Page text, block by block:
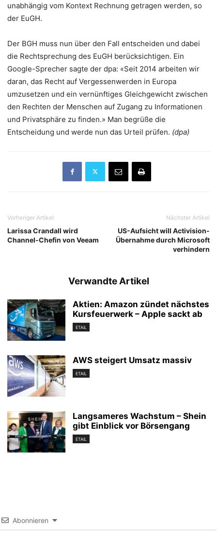
unabhängig vom Kontext Rechnung getragen werden, so
der EuGH.
Der BGH muss nun über den Fall entscheiden und dabei
die Rechtsprechung des EuGH berücksichtigen. Ein
Google-Sprecher sagte der dpa: «Seit 2014 arbeiten wir
daran, das Recht auf Vergessenwerden in Europa
umzusetzen und ein vernünftiges Gleichgewicht zwischen
den Rechten der Menschen auf Zugang zu Informationen
und Privatsphäre zu finden.» Man begrüße die
Entscheidung und werde nun das Urteil prüfen. (dpa)
Vorheriger Artikel
Larissa Crandall wird
Channel-Chefin von Veeam
Nächster Artikel
US-Aufsicht will Activision-
Übernahme durch Microsoft
verhindern
Verwandte Artikel
Aktien: Amazon zündet nächstes
Kursfeuerwerk – Apple sackt ab
ETAIL
AWS steigert Umsatz massiv
ETAIL
Langsameres Wachstum – Shein
gibt Einblick vor Börsengang
ETAIL
Abonnieren